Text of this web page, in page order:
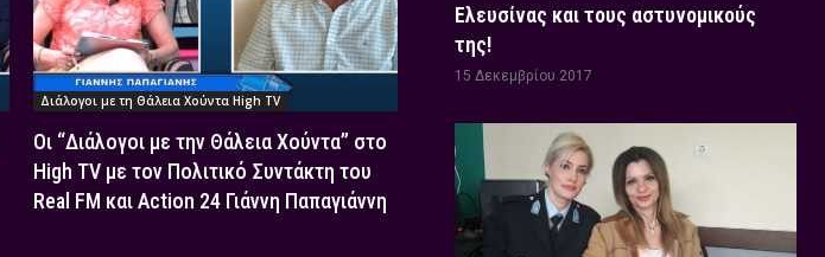
Διάλογοι με τη Θάλεια Χούντα High TV
Οι “Διάλογοι με την Θάλεια Χούντα” στο
High TV με τον Πολιτικό Συντάκτη του
Real FM και Action 24 Γιάννη Παπαγιάννη
Ελευσίνας και τους αστυνομικούς
της!
15 Δεκεμβρίου 2017